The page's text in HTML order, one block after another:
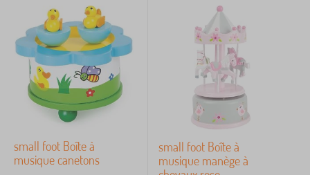
small foot Boîte à
musique canetons
small foot Boîte à
musique manège à